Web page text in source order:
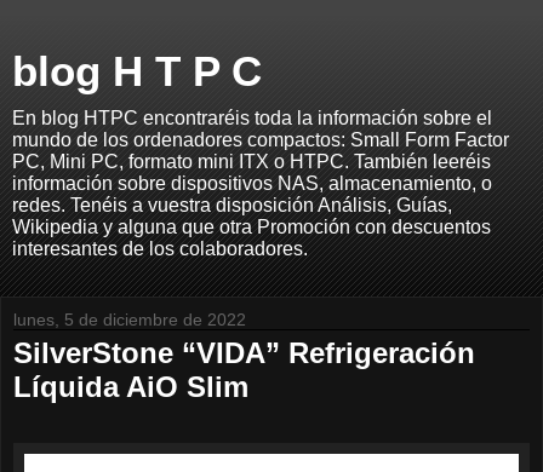
blog H T P C
En blog HTPC encontraréis toda la información sobre el
mundo de los ordenadores compactos: Small Form Factor
PC, Mini PC, formato mini ITX o HTPC. También leeréis
información sobre dispositivos NAS, almacenamiento, o
redes. Tenéis a vuestra disposición Análisis, Guías,
Wikipedia y alguna que otra Promoción con descuentos
interesantes de los colaboradores.
lunes, 5 de diciembre de 2022
SilverStone “VIDA” Refrigeración
Líquida AiO Slim